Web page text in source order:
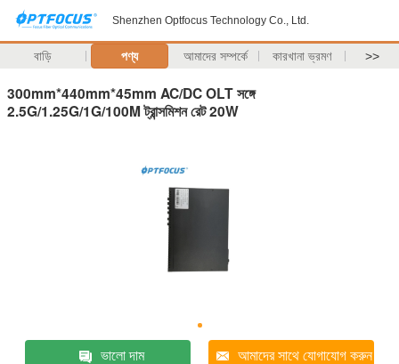
Shenzhen Optfocus Technology Co., Ltd.
বাড়ি পণ্য আমাদের সম্পর্কে কারখানা ভ্রমণ >>
300mm*440mm*45mm AC/DC OLT সঙ্গে
2.5G/1.25G/1G/100M ট্রান্সমিশন রেট 20W
ভালো দাম আমাদের সাথে যোগাযোগ করুন